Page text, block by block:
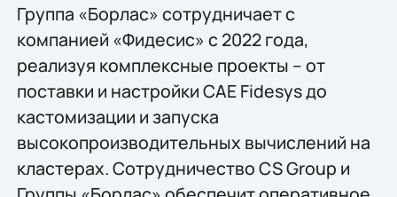
Группа «Борлас» сотрудничает с
компанией «Фидесис» с 2022 года,
реализуя комплексные проекты – от
поставки и настройки CAE Fidesys до
кастомизации и запуска
высокопроизводительных вычислений на
кластерах. Сотрудничество CS Group и